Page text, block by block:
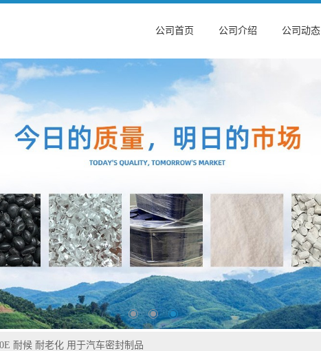
公司首页 公司介绍 公司动态
耐候 耐老化 用于汽车密封制品